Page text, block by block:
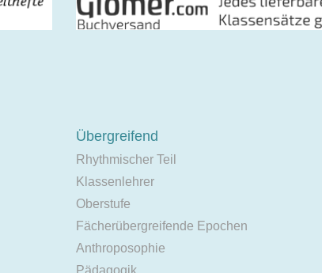
Übergreifend
Rhythmischer Teil
Klassenlehrer
Oberstufe
Fächerübergreifende Epochen
Anthroposophie
Pädagogik